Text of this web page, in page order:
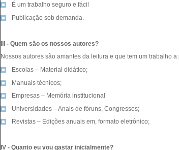
É um trabalho seguro e fácil
Publicação sob demanda.
III - Quem são os nossos autores?
Nossos autores são amantes da leitura e que tem um trabalho a
Escolas – Material didático;
Manuais técnicos;
Empresas – Memória institucional
Universidades – Anais de fóruns, Congressos;
Revistas – Edições anuais em, formato eletrônico;
IV - Quanto eu vou gastar inicialmente?